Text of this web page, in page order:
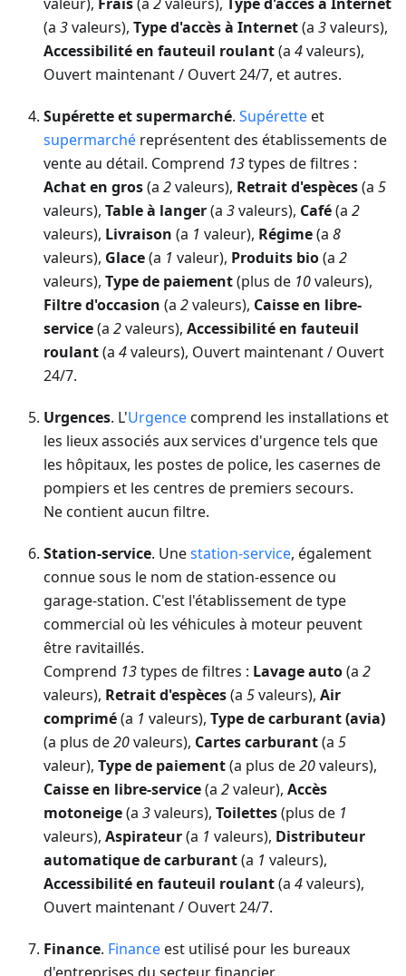
(a 3valeurs), Type d'accès à Internet(a 3valeurs),
Accessibilité en fauteuil roulant(a 4valeurs),
Ouvert maintenant / Ouvert 24/7, et autres.
Supérette et supermarché. Supéretteet
supermarché représentent des établissements de
vente au détail. Comprend 13types de filtres :
Achat en gros(a 2valeurs), Retrait d'espèces(a 5
valeurs), Table à langer(a 3valeurs), Café(a 2
valeurs), Livraison (a 1 valeur), Régime(a 8
valeurs), Glace(a 1 valeur), Produits bio(a 2
valeurs), Type de paiement(plus de 10valeurs),
Filtre d'occasion (a 2valeurs), Caisse en libre-
service(a 2valeurs), Accessibilité en fauteuil
roulant(a 4valeurs), Ouvert maintenant / Ouvert
24/7.
Urgences. L'Urgencecomprend les installations et
les lieux associés aux services d'urgence tels que
les hôpitaux, les postes de police, les casernes de
pompiers et les centres de premiers secours.
Ne contient aucun filtre.
Station-service. Unestation-service, également
connue sous le nom de station-essence ou
garage-station. C'est l'établissement de type
commercial où les véhicules à moteur peuvent
être ravitaillés.
Comprend 13types de filtres : Lavage auto(a 2
valeurs), Retrait d'espèces(a 5valeurs), Air
comprimé(a 1 valeurs), Type de carburant (avia)
(a plus de20valeurs), Cartes carburant(a 5
valeur), Type de paiement(a plus de20valeurs),
Caisse en libre-service(a 2valeur), Accès
motoneige(a 3valeurs), Toilettes(plus de 1
valeurs), Aspirateur(a 1 valeurs), Distributeur
automatique de carburant(a 1 valeurs),
Accessibilité en fauteuil roulant(a 4valeurs),
Ouvert maintenant / Ouvert 24/7.
Finance. Financeest utilisé pour les bureaux